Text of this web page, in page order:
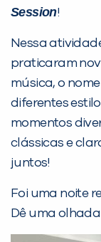
Session!
Nessa
praticaram
música, o
diferentes
momentos
clássicas e
juntos!
Foi uma noite
Dê uma
Não
inFlux